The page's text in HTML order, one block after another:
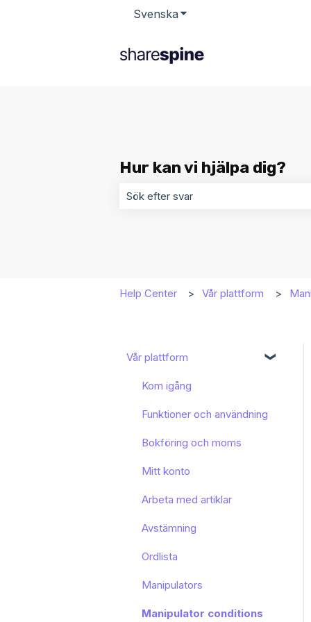
Svenska Visa undermenyer för
Hur kan vi hjälpa dig?
Help Center Vår plattform
Vår plattform
Kom igång
Funktioner och användning
Bokföring och moms
Mitt konto
Arbeta med artiklar
Avstämning
Ordlista
Manipulators
Manipulator conditions